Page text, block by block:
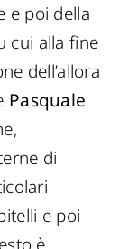
e poi della
cui alla fine
dell’allora
Pasquale
di
e poi
è